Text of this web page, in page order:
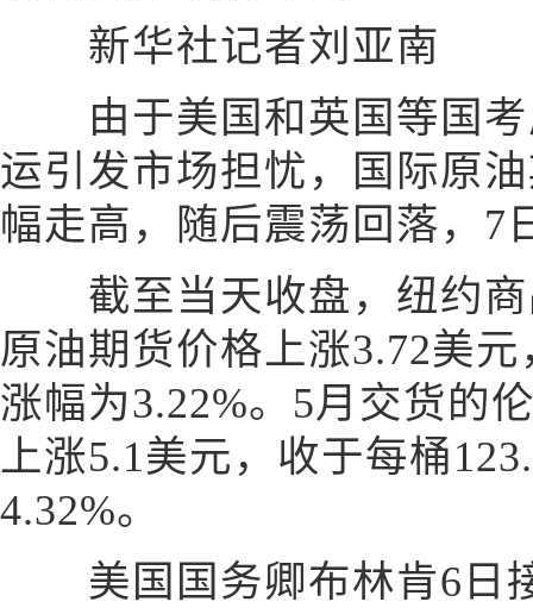
新华社记者刘亚南
由于美国和英国等国考
运引发市场担忧，国际原
幅走高，随后震荡回落，7
截至当天收盘，纽约商
原油期货价格上涨3.72美
涨幅为3.22%。5月交货的
上涨5.1美元，收于每桶
4.32%。
美国国务卿布林肯6日